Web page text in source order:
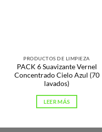
PRODUCTOS DE LIMPIEZA
PACK 6 Suavizante Vernel
Concentrado Cielo Azul (70
lavados)
LEER MÁS